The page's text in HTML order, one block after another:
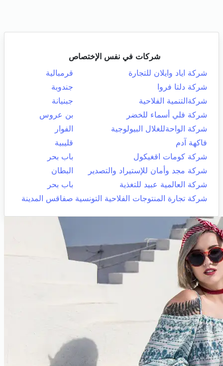
شركات في نفس الإختصاص
شركة اياد وايلان للتجارة
قرمبالية
شركة دلتا فروا
جندوبة
شركةالتنمية الفلاحية
جبنيانة
شركة فلي أسماء للخضر
بن عروس
شركة الواحةللغلال البيولوجية
الفوار
فاكهة آدم
قليبية
شركة كومات اقغيكول
باب بحر
شركة مجد وأمان للإستيراد والتصدير
البطان
شركة العالمية عبيد للتغذية
باب بحر
شركة تجارة المنتوجات الفلاحية التونسية صفاقس المدينة